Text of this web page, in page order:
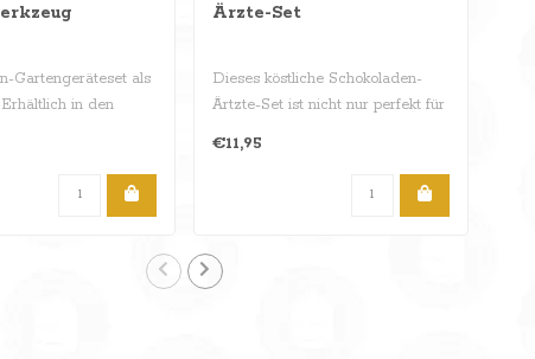
Gartengeräteset als
in den
Ärzte-Set
Dieses köstliche Schokoladen-
Ärtzte-Set ist nicht nur perfekt für
€11,95